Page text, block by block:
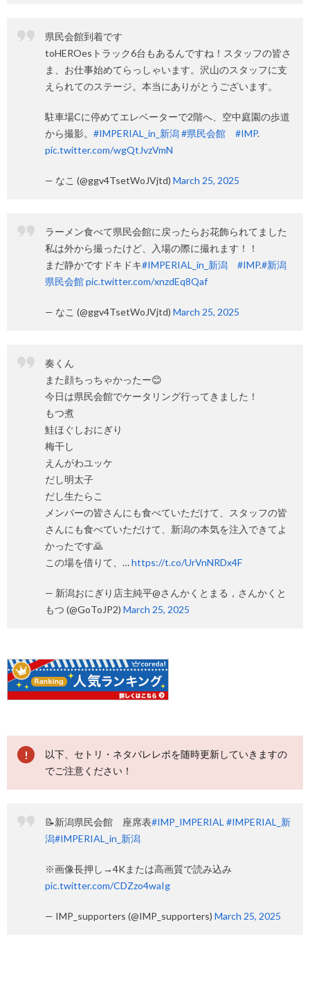
県民会館到着です
toHEROesトラック6台もあるんですね！スタッフの皆さ
ま、お仕事始めてらっしゃいます。沢山のスタッフに支
えられてのステージ。本当にありがとうございます。
駐車場Cに停めてエレベーターで2階へ、空中庭園の歩道
から撮影。 #IMPERIAL_in_新潟#県民会館 #IMP.
pic.twitter.com/wgQtJvzVmN
— なこ (@ggv4TsetWoJVjtd) March 25, 2025
ラーメン食べて県民会館に戻ったらお花飾られてました
私は外から撮ったけど、入場の際に撮れます！！
まだ静かですドキドキ#IMPERIAL_in_新潟 #IMP.#新潟
県民会館pic.twitter.com/xnzdEq8Qaf
— なこ (@ggv4TsetWoJVjtd) March 25, 2025
奏くん
また顔ちっちゃかったー😊
今日は県民会館でケータリング行ってきました！
もつ煮
鮭ほぐしおにぎり
梅干し
えんがわユッケ
だし明太子
だし生たらこ
メンバーの皆さんにも食べていただけて、スタッフの皆
さんにも食べていただけて、新潟の本気を注入できてよ
かったです🙇
この場を借りて、…https://t.co/UrVnNRDx4F
— 新潟おにぎり店主純平@さんかくとまる，さんかくと
もつ (@GoToJP2) March 25, 2025
以下、セトリ・ネタバレレポを随時更新していきますの
でご注意ください！
📝新潟県民会館 座席表#IMP_IMPERIAL #IMPERIAL_新
潟#IMPERIAL_in_新潟
※画像長押し→4Kまたは高画質で読み込み
pic.twitter.com/CDZzo4waIg
— IMP_supporters (@IMP_supporters) March 25, 2025